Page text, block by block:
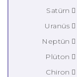
Satürn
Uranüs
Neptün
Plüton
Chiron